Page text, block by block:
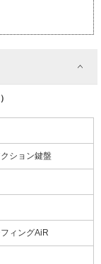
ション鍵盤
ィングAiR